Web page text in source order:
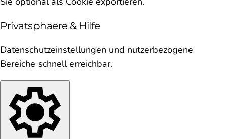
Privatsphaere & Hilfe
Datenschutzeinstellungen und nutzerbezogene
Bereiche schnell erreichbar.